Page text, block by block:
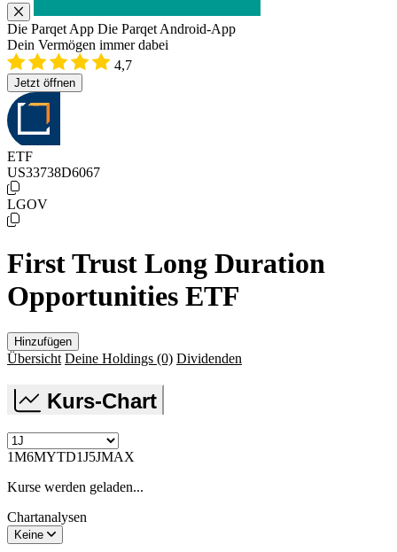
Die Parqet App Die Parqet Android-App
Dein Vermögen immer dabei
4,7
Jetzt öffnen
ETF
US33738D6067
LGOV
First Trust Long Duration
Opportunities ETF
Hinzufügen
Übersicht Deine Holdings (0) Dividenden
Kurs-Chart
1M6MYTD1J5JMAX
Kurse werden geladen...
Chartanalysen
Keine